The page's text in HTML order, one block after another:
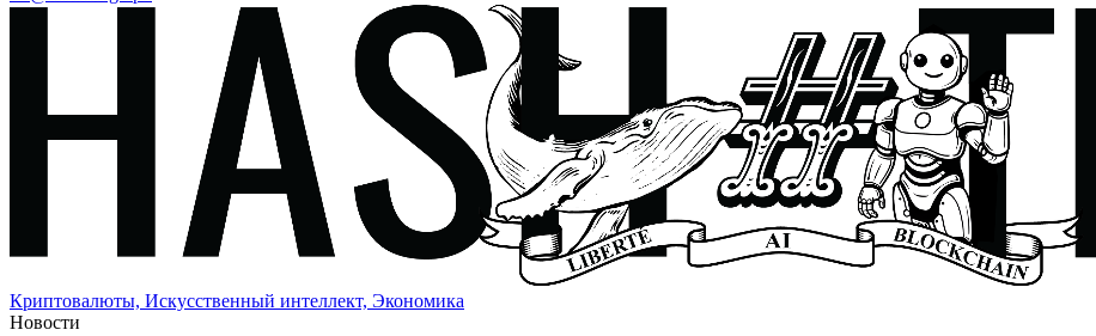
Криптовалюты, Искусственный интеллект, Экономика
Новости